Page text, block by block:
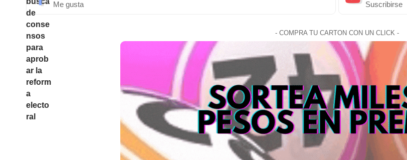
Me gusta Suscribirse
- COMPRA TU CARTON CON UN CLICK -